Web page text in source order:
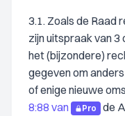
3.1. Zoals de Raad
zijn uitspraak van
het (bijzondere)
gegeven om
of enige nieuwe
8:88 van
Pro de